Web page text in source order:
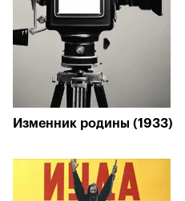
Изменник родины (1933)